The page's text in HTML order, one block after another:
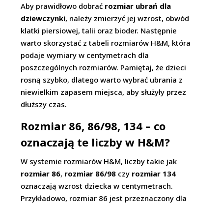
Aby prawidłowo dobrać rozmiar ubrań dla
dziewczynki, należy zmierzyć jej wzrost, obwód
klatki piersiowej, talii oraz bioder. Następnie
warto skorzystać z tabeli rozmiarów H&M, która
podaje wymiary w centymetrach dla
poszczególnych rozmiarów. Pamiętaj, że dzieci
rosną szybko, dlatego warto wybrać ubrania z
niewielkim zapasem miejsca, aby służyły przez
dłuższy czas.
Rozmiar 86, 86/98, 134 – co
oznaczają te liczby w H&M?
W systemie rozmiarów H&M, liczby takie jak
rozmiar 86, rozmiar 86/98 czy rozmiar 134
oznaczają wzrost dziecka w centymetrach.
Przykładowo, rozmiar 86 jest przeznaczony dla